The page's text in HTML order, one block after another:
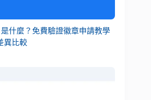
是什麼？免費驗證徽章申請教學
異比較